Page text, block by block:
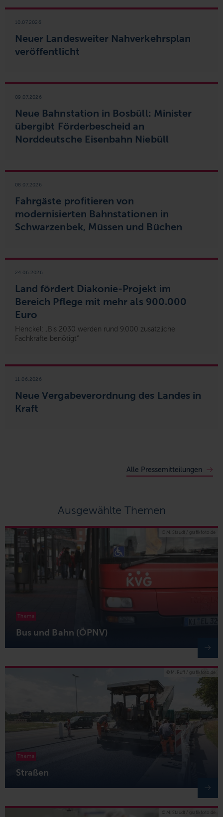
Neuer Landesweiter Nahverkehrsplan
veröffentlicht
10.07.2026
Neue Bahnstation in Bosbüll: Minister
übergibt Förderbescheid an
Norddeutsche Eisenbahn Niebüll
09.07.2026
Fahrgäste profitieren von
modernisierten Bahnstationen in
Schwarzenbek, Müssen und Büchen
08.07.2026
Land fördert Diakonie-Projekt im
Bereich Pflege mit mehr als 900.000
Euro
24.06.2026
Henckel: „Bis 2030 werden rund 9.000 zusätzliche
Fachkräfte benötigt“
Neue Vergabeverordnung des Landes in
Kraft
11.06.2026
Alle Pressemitteilungen
Ausgewählte Themen
Bus und Bahn (ÖPNV)
Thema
© M. Staudt / grafikfoto.de
Straßen
Thema
© M. Ruff / grafikfoto.de
© M. Staudt / grafikfoto.de